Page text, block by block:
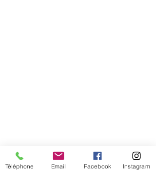
Téléphone Email Facebook Instagram